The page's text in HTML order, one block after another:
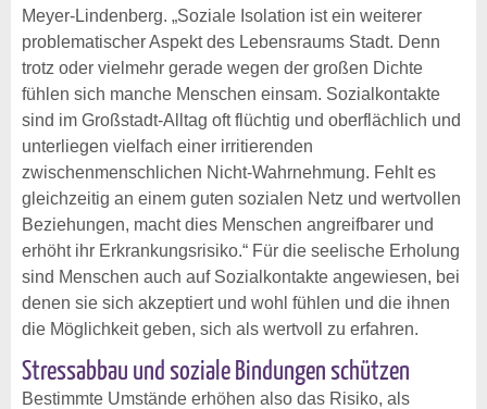
Meyer-Lindenberg. „Soziale Isolation ist ein weiterer
problematischer Aspekt des Lebensraums Stadt. Denn
trotz oder vielmehr gerade wegen der großen Dichte
fühlen sich manche Menschen einsam. Sozialkontakte
sind im Großstadt-Alltag oft flüchtig und oberflächlich und
unterliegen vielfach einer irritierenden
zwischenmenschlichen Nicht-Wahrnehmung. Fehlt es
gleichzeitig an einem guten sozialen Netz und wertvollen
Beziehungen, macht dies Menschen angreifbarer und
erhöht ihr Erkrankungsrisiko.“ Für die seelische Erholung
sind Menschen auch auf Sozialkontakte angewiesen, bei
denen sie sich akzeptiert und wohl fühlen und die ihnen
die Möglichkeit geben, sich als wertvoll zu erfahren.
Stressabbau und soziale Bindungen schützen
Bestimmte Umstände erhöhen also das Risiko, als